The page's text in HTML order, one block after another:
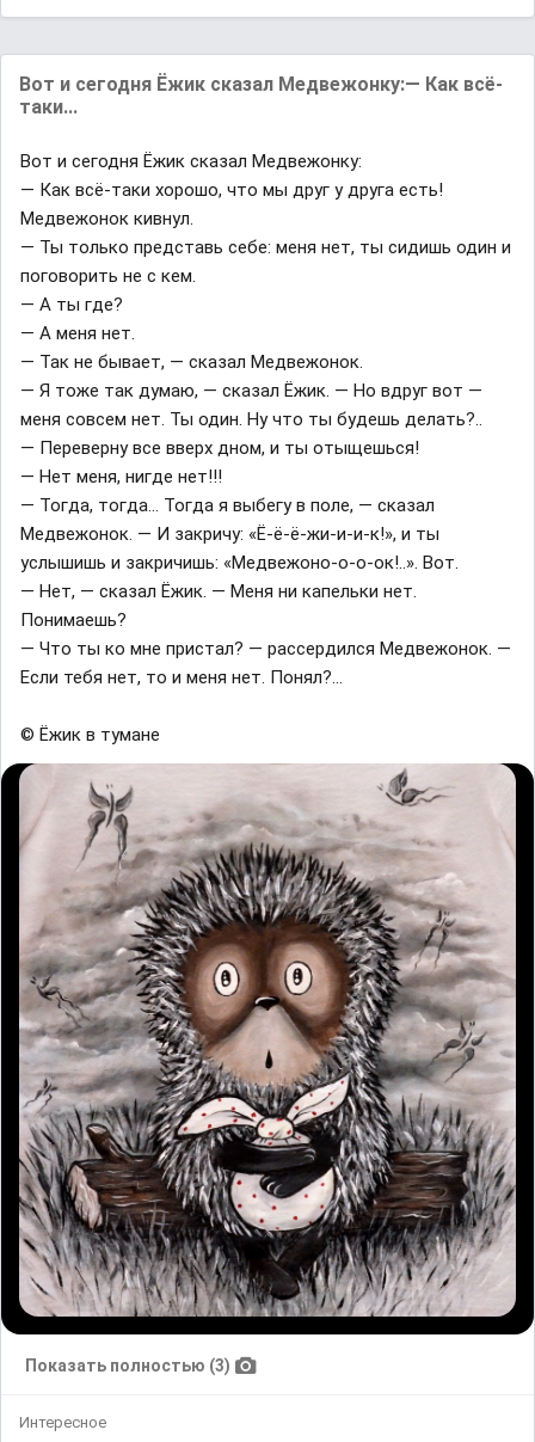
Вот и сегодня Ёжик сказал Медвежонку:— Как всё-
таки...
Вот и сегодня Ёжик сказал Медвежонку:
— Как всё-таки хорошо, что мы друг у друга есть!
Медвежонок кивнул.
— Ты только представь себе: меня нет, ты сидишь один и
поговорить не с кем.
— А ты где?
— А меня нет.
— Так не бывает, — сказал Медвежонок.
— Я тоже так думаю, — сказал Ёжик. — Но вдруг вот —
меня совсем нет. Ты один. Ну что ты будешь делать?..
— Переверну все вверх дном, и ты отыщешься!
— Нет меня, нигде нет!!!
— Тогда, тогда… Тогда я выбегу в поле, — сказал
Медвежонок. — И закричу: «Ё-ё-ё-жи-и-и-к!», и ты
услышишь и закричишь: «Медвежоно-о-о-ок!..». Вот.
— Нет, — сказал Ёжик. — Меня ни капельки нет.
Понимаешь?
— Что ты ко мне пристал? — рассердился Медвежонок. —
Если тебя нет, то и меня нет. Понял?…
© Ёжик в тумане
Показать полностью (3)
Интересное